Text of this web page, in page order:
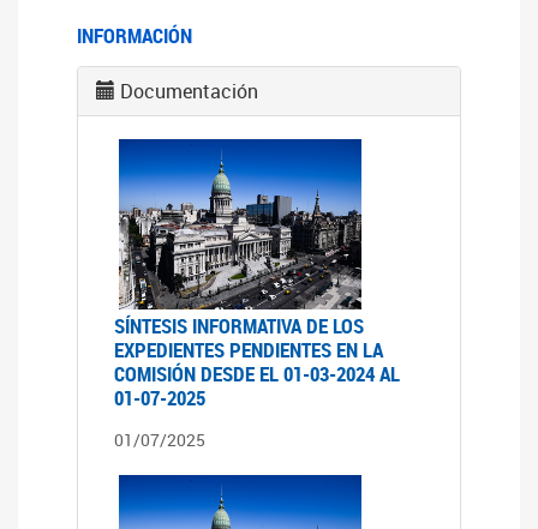
INFORMACIÓN
Documentación
SÍNTESIS INFORMATIVA DE LOS
EXPEDIENTES PENDIENTES EN LA
COMISIÓN DESDE EL 01-03-2024 AL
01-07-2025
01/07/2025